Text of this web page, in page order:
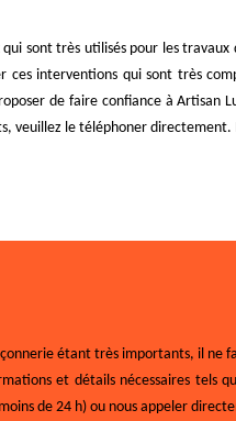
sont très utilisés pour les
ces interventions qui sont très
de faire confiance à Artisan
veuillez le téléphoner directement.
étant très importants, il ne
et détails nécessaires tels
de 24 h) ou nous appeler